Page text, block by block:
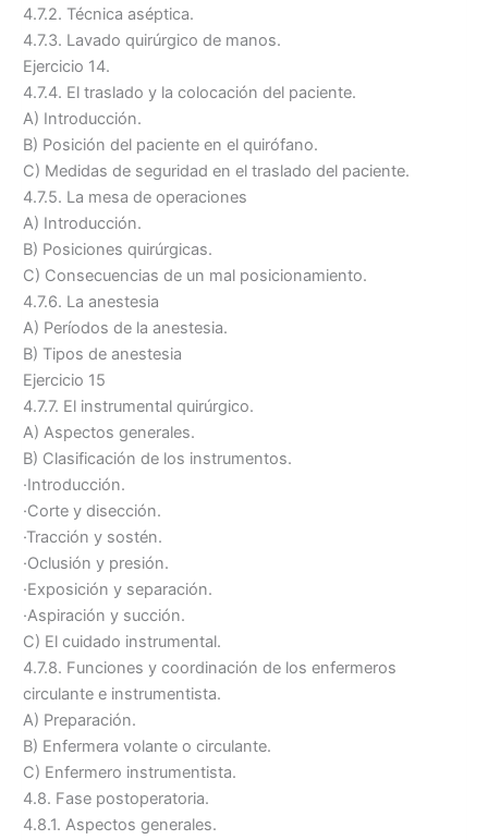
4.7.2. Técnica aséptica.
4.7.3. Lavado quirúrgico de manos.
Ejercicio 14.
4.7.4. El traslado y la colocación del paciente.
A) Introducción.
B) Posición del paciente en el quirófano.
C) Medidas de seguridad en el traslado del paciente.
4.7.5. La mesa de operaciones
A) Introducción.
B) Posiciones quirúrgicas.
C) Consecuencias de un mal posicionamiento.
4.7.6. La anestesia
A) Períodos de la anestesia.
B) Tipos de anestesia
Ejercicio 15
4.7.7. El instrumental quirúrgico.
A) Aspectos generales.
B) Clasificación de los instrumentos.
·Introducción.
·Corte y disección.
·Tracción y sostén.
·Oclusión y presión.
·Exposición y separación.
·Aspiración y succión.
C) El cuidado instrumental.
4.7.8. Funciones y coordinación de los enfermeros
circulante e instrumentista.
A) Preparación.
B) Enfermera volante o circulante.
C) Enfermero instrumentista.
4.8. Fase postoperatoria.
4.8.1. Aspectos generales.